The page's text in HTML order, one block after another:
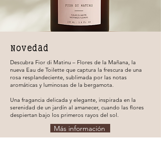
Novedad
Descubra Fior di Matinu – Flores de la Mañana, la
nueva Eau de Toilette que captura la frescura de una
rosa resplandeciente, sublimada por las notas
aromáticas y luminosas de la bergamota.
Una fragancia delicada y elegante, inspirada en la
serenidad de un jardín al amanecer, cuando las flores
despiertan bajo los primeros rayos del sol.
Más información